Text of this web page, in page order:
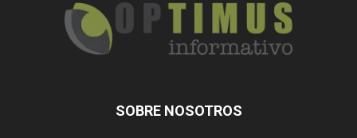
SOBRE NOSOTROS